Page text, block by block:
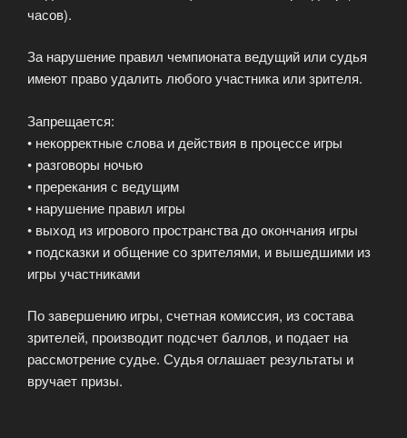
часов).
За нарушение правил чемпионата ведущий или судья
имеют право удалить любого участника или зрителя.
Запрещается:
• некорректные слова и действия в процессе игры
• разговоры ночью
• пререкания с ведущим
• нарушение правил игры
• выход из игрового пространства до окончания игры
• подсказки и общение со зрителями, и вышедшими из
игры участниками
По завершению игры, счетная комиссия, из состава
зрителей, производит подсчет баллов, и подает на
рассмотрение судье. Судья оглашает результаты и
вручает призы.